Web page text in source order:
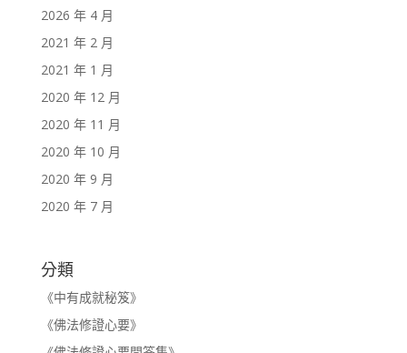
2026 年 4 月
2021 年 2 月
2021 年 1 月
2020 年 12 月
2020 年 11 月
2020 年 10 月
2020 年 9 月
2020 年 7 月
分類
《中有成就秘笈》
《佛法修證心要》